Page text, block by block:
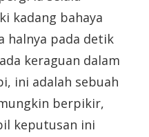
kadang bahaya
halnya pada detik
keraguan dalam
ini adalah sebuah
berpikir,
keputusan ini